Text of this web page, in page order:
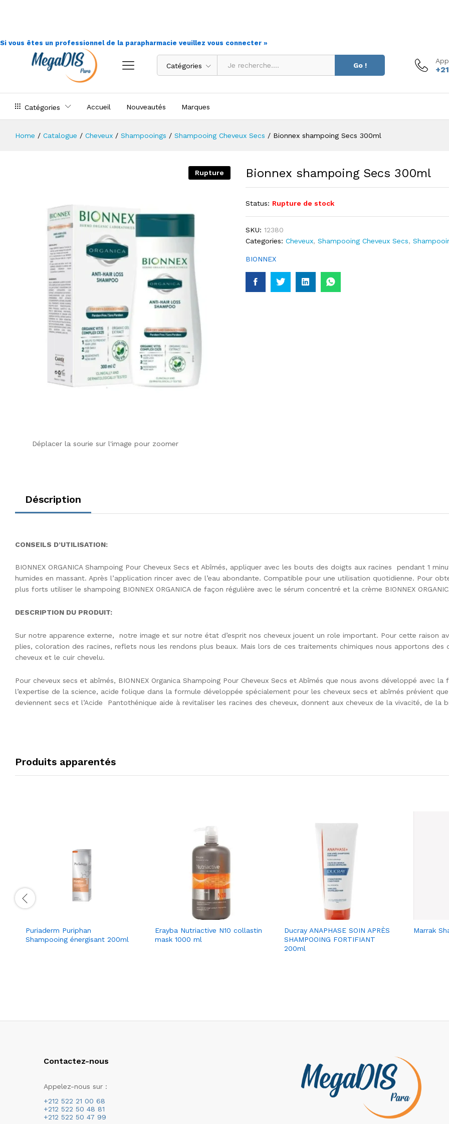
Si vous êtes un professionnel de la parapharmacie veuillez vous connecter »
Catégories Go !
Catégories Accueil Nouveautés Marques
Home / Catalogue / Cheveux / Shampooings / Shampooing Cheveux Secs / Bionnex shampoing Secs 300ml
Rupture
Déplacer la sourie sur l'image pour zoomer
Bionnex shampoing Secs 300ml
Status: Rupture de stock
SKU: 12380
Categories: Cheveux, Shampooing Cheveux Secs,
BIONNEX
Déscription
CONSEILS D’UTILISATION:
BIONNEX ORGANICA Shampoing Pour Cheveux Secs et Abîmés, appliquer avec les bouts des doigts aux racines pendant 1
humides en massant. Après l’application rincer avec de l’eau abondante. Compatible pour une utilisation quotidienne. Pour
plus forts utiliser le shampoing BIONNEX ORGANICA de façon régulière avec le sérum concentré et la crème BIONNEX
DESCRIPTION DU PRODUIT:
Sur notre apparence externe, notre image et sur notre état d’esprit nos cheveux jouent un role important. Pour cette raison
plies, coloration des racines, reflets nous les rendons plus beaux. Mais lors de ces traitements chimiques nous apportons des
cheveux et le cuir chevelu.
Pour cheveux secs et abîmés, BIONNEX Organica Shampoing Pour Cheveux Secs et Abîmés que nous avons développé avec
l’expertise de la science, acide folique dans la formule développée spécialement pour les cheveux secs et abîmés prévient
deviennent secs et l’Acide Pantothénique aide à revitaliser les racines des cheveux, donnent aux cheveux de la vivacité, de la
Produits apparentés
Puriaderm Puriphan
Shampooing énergisant 200ml
Erayba Nutriactive N10 collastin
mask 1000 ml
Ducray ANAPHASE SOIN APRÈS
SHAMPOOING FORTIFIANT
200ml
Marrak
Contactez-nous
Appelez-nous sur :
+212 522 21 00 68
+212 522 50 48 81
+212 522 50 47 99